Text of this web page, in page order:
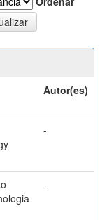
Autor(es)
-
-